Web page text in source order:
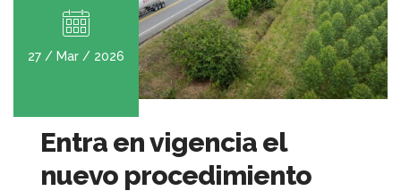
27 / Mar / 2026
Entra en vigencia el
nuevo procedimiento